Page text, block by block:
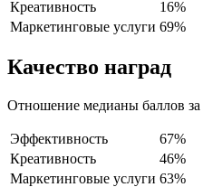
Креативность
16%
Маркетинговые услуги 69%
Качество наград
Отношение медианы баллов за
Эффективность
67%
Креативность
46%
Маркетинговые услуги 63%